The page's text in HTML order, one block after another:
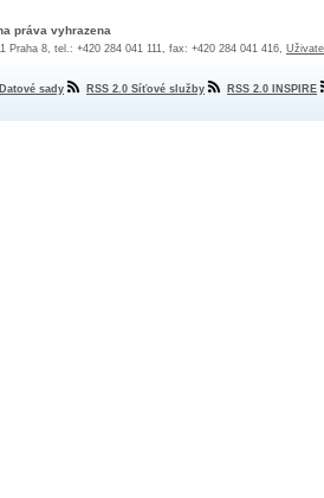
práva vyhrazena
Praha 8, tel.: +420 284 041 111, fax: +420 284 041 416,
sady RSS 2.0 Síťové služby RSS 2.0 INSPIRE